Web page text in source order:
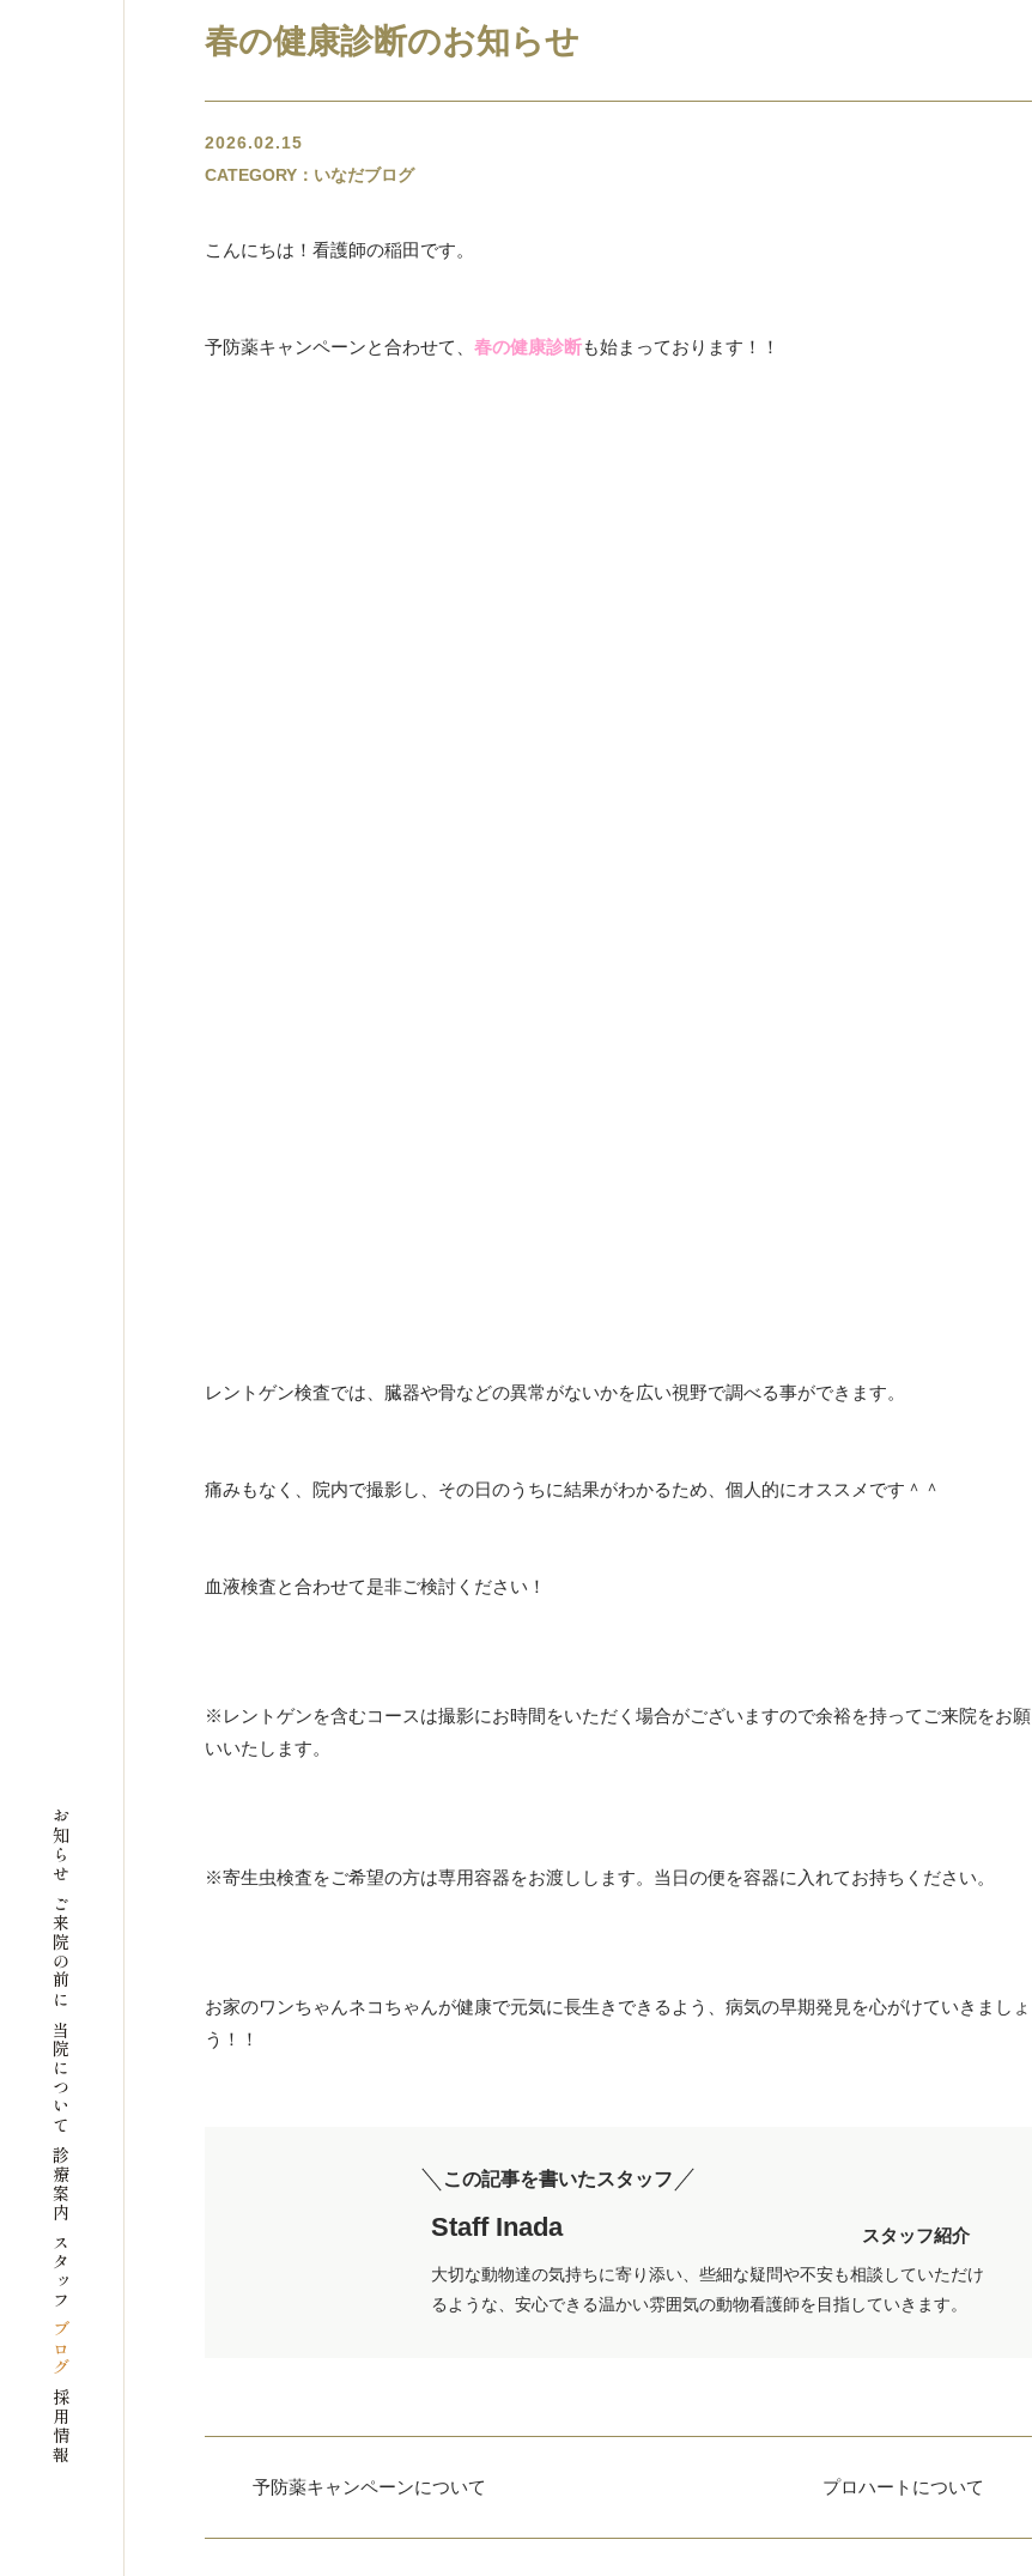
お知らせ
ご来院の前に
当院について
診療案内
スタッフ
ブログ
採用情報
春の健康診断のお知らせ
2026.02.15
CATEGORY：いなだブログ
こんにちは！看護師の稲田です。
予防薬キャンペーンと合わせて、春の健康診断も始まっております！！
レントゲン検査では、臓器や骨などの異常がないかを広い視野で調べる事ができます。
痛みもなく、院内で撮影し、その日のうちに結果がわかるため、個人的にオススメです＾＾
血液検査と合わせて是非ご検討ください！
※レントゲンを含むコースは撮影にお時間をいただく場合がございますので余裕を持ってご来院をお願
いいたします。
※寄生虫検査をご希望の方は専用容器をお渡しします。当日の便を容器に入れてお持ちください。
お家のワンちゃんネコちゃんが健康で元気に長生きできるよう、病気の早期発見を心がけていきましょ
う！！
この記事を書いたスタッフ
Staff Inada
大切な動物達の気持ちに寄り添い、些細な疑問や不安も相談していただけ
るような、安心できる温かい雰囲気の動物看護師を目指していきます。
スタッフ紹介
予防薬キャンペーンについて プロハートについて